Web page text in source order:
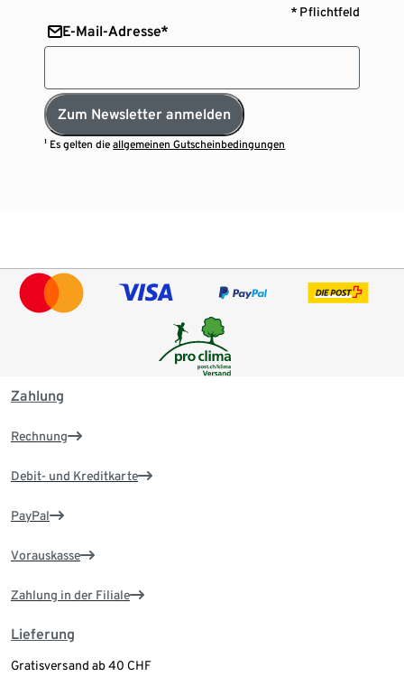
* Pflichtfeld
E-Mail-Adresse*
Zum Newsletter anmelden
¹ Es gelten dieallgemeinen Gutscheinbedingungen
Zahlung
Rechnung
Debit- und Kreditkarte
PayPal
Vorauskasse
Zahlung in der Filiale
Lieferung
Gratisversand ab 40 CHF